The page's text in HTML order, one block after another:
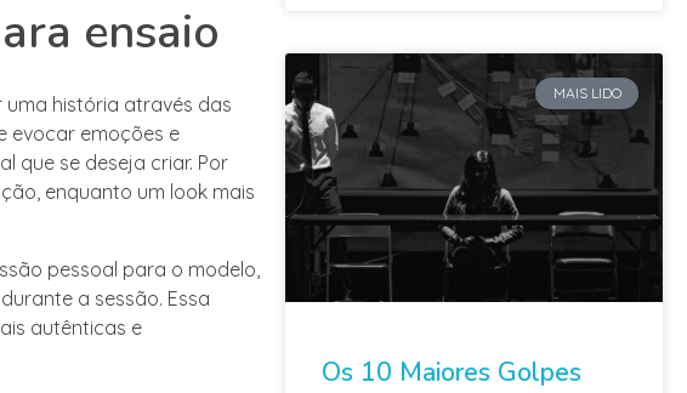
ensaio
história através das
evocar emoções e
que se deseja criar. Por
enquanto um look mais
pessoal para o modelo,
a sessão. Essa
autênticas e
MAIS LIDO
Os 10 Maiores Golpes